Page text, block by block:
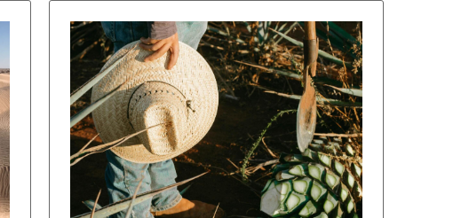
DECOUVRIR CE CIRCUIT